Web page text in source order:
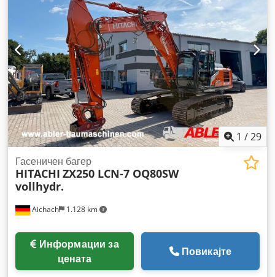
1 /29
Aichach 1.128 km
Гасеничен багер
HITACHI ZX250 LCN-7 OQ80SW
vollhydr.
цената
Повикајте